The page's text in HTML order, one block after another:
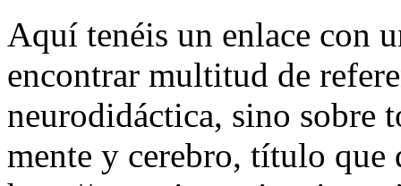
Aquí tenéis un enlace con
encontrar multitud de
neurodidáctica, sino sobre
mente y cerebro, título que